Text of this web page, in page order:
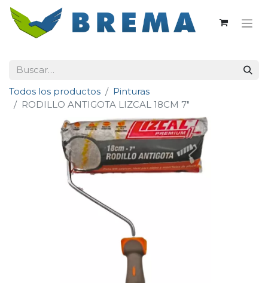
Todos los productos
Pinturas
RODILLO ANTIGOTA LIZCAL 18CM 7"